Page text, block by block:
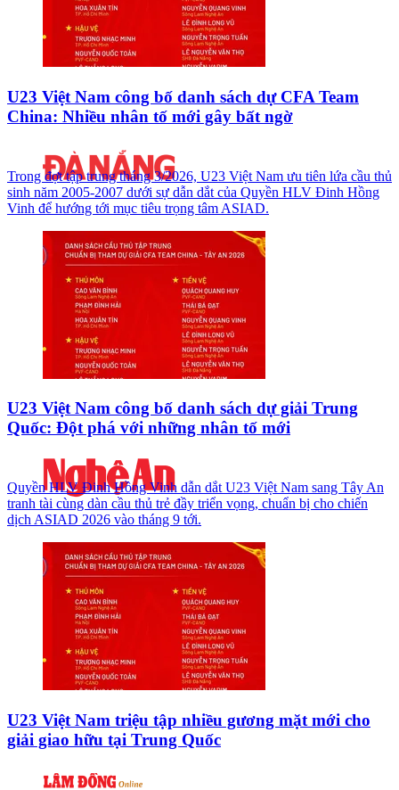
U23 Việt Nam công bố danh sách dự CFA Team
China: Nhiều nhân tố mới gây bất ngờ
Trong đợt tập trung tháng 3/2026, U23 Việt Nam ưu tiên lứa cầu thủ
sinh năm 2005-2007 dưới sự dẫn dắt của Quyền HLV Đinh Hồng
Vinh để hướng tới mục tiêu trọng tâm ASIAD.
U23 Việt Nam công bố danh sách dự giải Trung
Quốc: Đột phá với những nhân tố mới
Quyền HLV Đinh Hồng Vinh dẫn dắt U23 Việt Nam sang Tây An
tranh tài cùng dàn cầu thủ trẻ đầy triển vọng, chuẩn bị cho chiến
dịch ASIAD 2026 vào tháng 9 tới.
U23 Việt Nam triệu tập nhiều gương mặt mới cho
giải giao hữu tại Trung Quốc